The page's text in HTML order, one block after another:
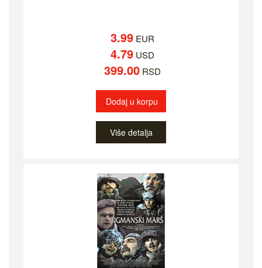
3.99 EUR
4.79 USD
399.00 RSD
Dodaj u korpu
Više detalja